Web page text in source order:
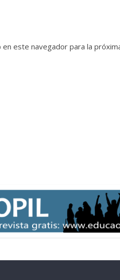
este navegador para la